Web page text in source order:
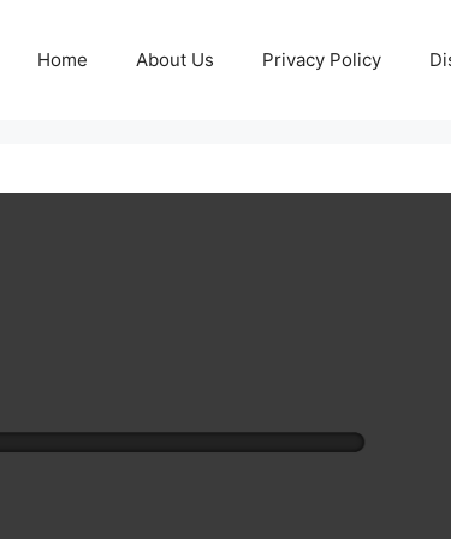
Home About Us Privacy Policy